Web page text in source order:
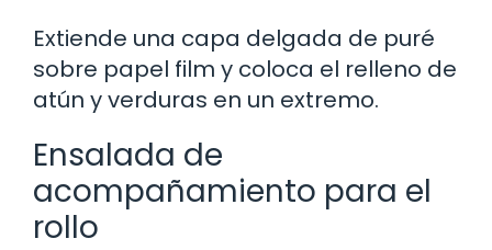
Extiende una capa delgada de puré
sobre papel film y coloca el relleno de
atún y verduras en un extremo.
Ensalada de
acompañamiento para el
rollo